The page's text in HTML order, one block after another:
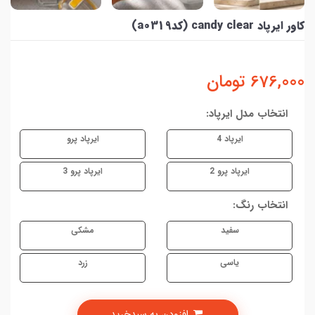
کاور ایرپاد candy clear (کدa0319)
676,000 تومان
انتخاب مدل ایرپاد:
ایرپاد 4 ایرپاد پرو
ایرپاد پرو 2 ایرپاد پرو 3
انتخاب رنگ:
سفید مشکی
یاسی زرد